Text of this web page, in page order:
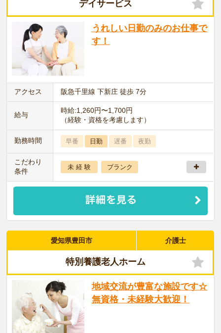
デイサービス
うれしい日勤のみのお仕事で
す！
アクセス 阪急千里線 下新庄 徒歩 7分
給与
時給:1,260円〜1,700円
（経験・資格を考慮します）
勤務時間 早番 日勤 遅番 夜勤
こだわり
条件
未 経 験 ブランク
愛知県豊田市 介護士
特別養護老人ホーム
地域交流が豊富な施設です☆
無資格・未経験大歓迎！